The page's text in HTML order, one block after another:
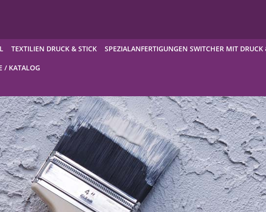
TEXTILIEN DRUCK & STICK SPEZIALANFERTIGUNGEN SWITCHER MIT DRUCK
/ KATALOG